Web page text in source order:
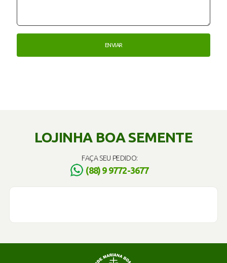
LOJINHA BOA SEMENTE
FAÇA SEU PEDIDO:
(88) 9 9772-3677